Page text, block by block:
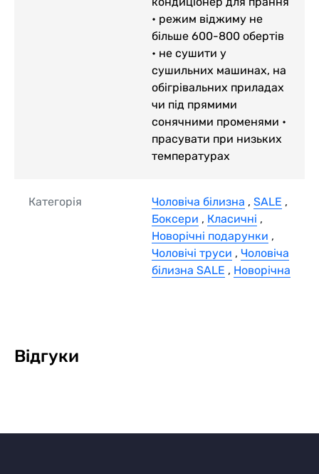
• режим віджиму не
більше 600-800 обертів
• не сушити у
сушильних машинах, на
обігрівальних приладах
чи під прямими
сонячними променями •
прасувати при низьких
температурах
Категорія Чоловіча білизна , SALE ,
Боксери , Класичні ,
Новорічні подарунки ,
Чоловічі труси , Чоловіча
білизна SALE , Новорічна
Відгуки